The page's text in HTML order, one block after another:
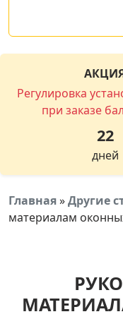
Регулировка
при заказе
22
дней
Главная»Другие
материалам